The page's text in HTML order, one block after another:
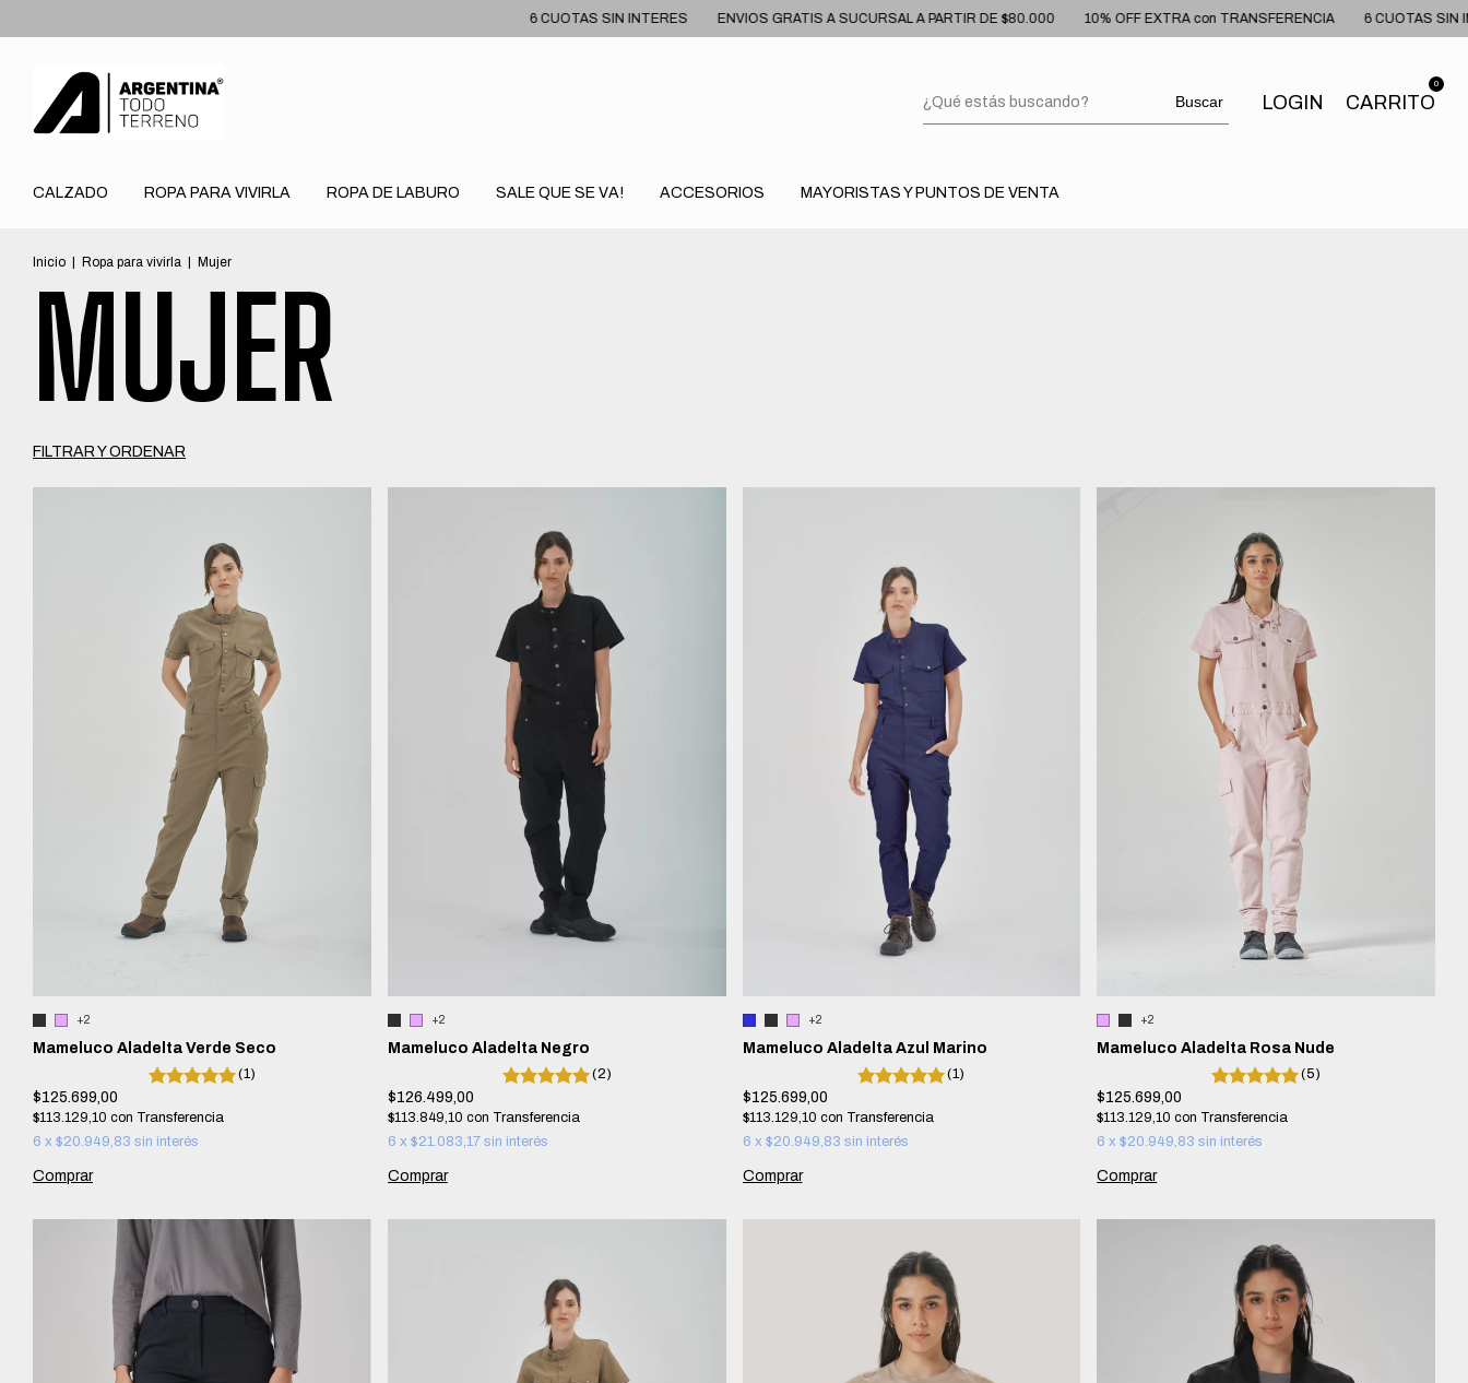
6 CUOTAS SIN INTERES ENVIOS GRATIS A SUCURSAL A PARTIR DE $80.000 10% OFF EXTRA con TRANSFERENCIA 6 CUOTAS SIN INTERES
Buscar LOGIN CARRITO
0
CALZADO ROPA PARA VIVIRLA ROPA DE LABURO SALE QUE SE VA! ACCESORIOS MAYORISTAS Y PUNTOS DE VENTA
Inicio Ropa para vivirla Mujer
MUJER
FILTRAR Y ORDENAR
+2
Mameluco Aladelta Verde Seco
(1)
$125.699,00
$113.129,10 con
6 x $20.949,83 sin interés
Comprar
+2
Mameluco Aladelta Negro
(2)
$126.499,00
$113.849,10 con
6 x $21.083,17 sin interés
Comprar
+2
Mameluco Aladelta Azul Marino
(1)
$125.699,00
$113.129,10 con
6 x $20.949,83 sin interés
Comprar
+2
Mameluco Aladelta Rosa Nude
(5)
$125.699,00
$113.129,10con
6 x$20.949,83 sin interés
Comprar